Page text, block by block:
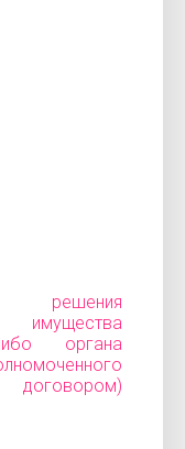
решения
либо органа
договором)